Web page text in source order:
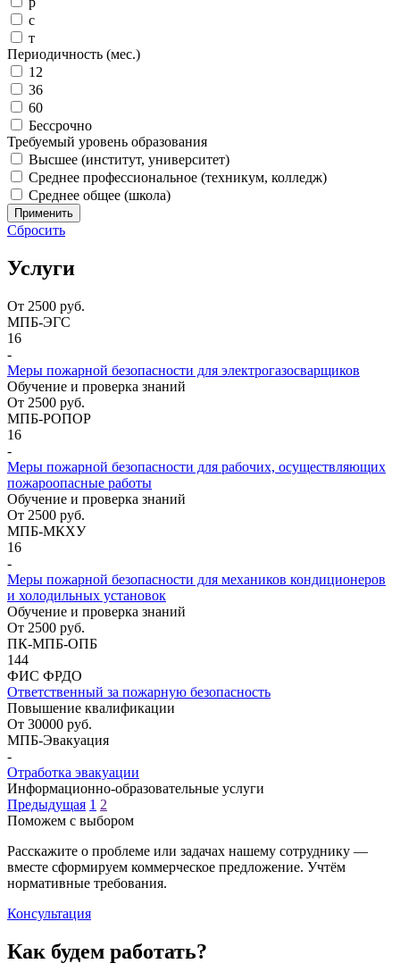
с
т
Периодичность (мес.)
12
36
60
Бессрочно
Требуемый уровень образования
Высшее (институт, университет)
Среднее профессиональное (техникум, колледж)
Среднее общее (школа)
Применить
Сбросить
Услуги
От 2500 руб.
МПБ-ЭГС
16
-
Меры пожарной безопасности для электрогазосварщиков
Обучение и проверка знаний
От 2500 руб.
МПБ-РОПОР
16
-
Меры пожарной безопасности для рабочих, осуществляющих
пожароопасные работы
Обучение и проверка знаний
От 2500 руб.
МПБ-МКХУ
16
-
Меры пожарной безопасности для механиков кондиционеров
и холодильных установок
Обучение и проверка знаний
От 2500 руб.
ПК-МПБ-ОПБ
144
ФИС ФРДО
Ответственный за пожарную безопасность
Повышение квалификации
От 30000 руб.
МПБ-Эвакуация
-
Отработка эвакуации
Информационно-образовательные услуги
Предыдущая 1 2
Поможем с выбором
Расскажите о проблеме или задачах нашему сотруднику —
вместе сформируем коммерческое предложение. Учтём
нормативные требования.
Консультация
Как будем работать?